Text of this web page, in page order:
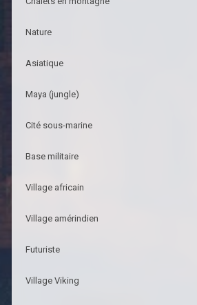
Nature
Asiatique
Maya (jungle)
Cité sous-marine
Base militaire
Village africain
Village amérindien
Futuriste
Village Viking